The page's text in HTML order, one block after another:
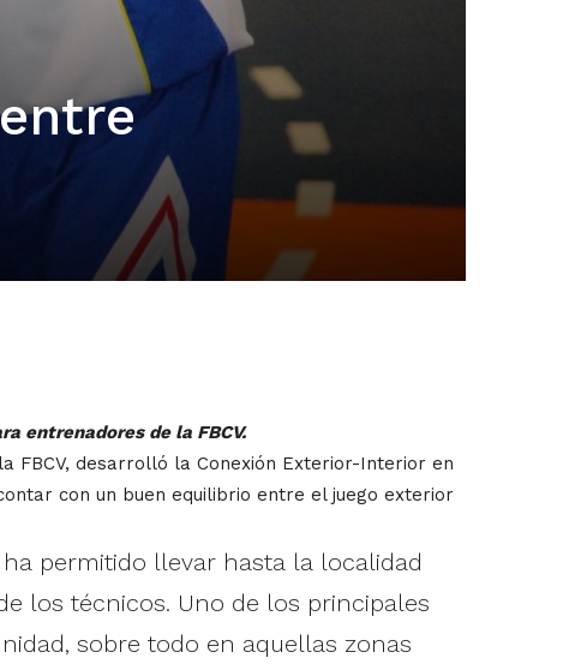
entrenadores de la FBCV.
FBCV, desarrolló la Conexión Exterior-Interior en
con un buen equilibrio entre el juego exterior
permitido llevar hasta la localidad
los técnicos. Uno de los principales
sobre todo en aquellas zonas